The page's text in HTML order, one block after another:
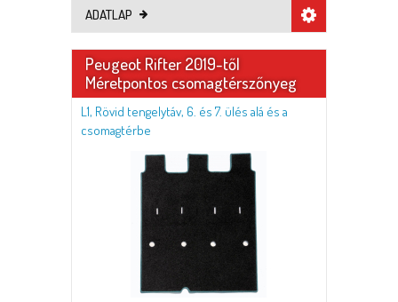
ADATLAP
Peugeot Rifter 2019-től
Méretpontos csomagtérszőnyeg
L1, Rövid tengelytáv, 6. és 7. ülés alá és a
csomagtérbe